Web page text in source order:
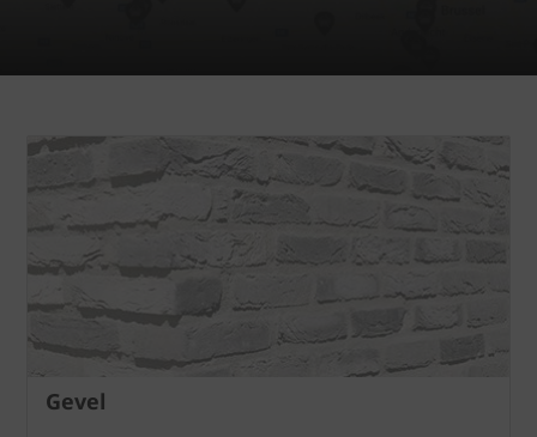
Gevel